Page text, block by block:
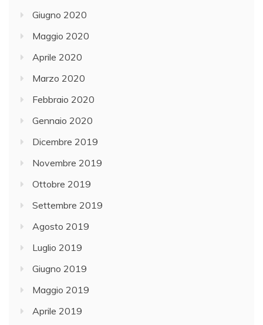
Giugno 2020
Maggio 2020
Aprile 2020
Marzo 2020
Febbraio 2020
Gennaio 2020
Dicembre 2019
Novembre 2019
Ottobre 2019
Settembre 2019
Agosto 2019
Luglio 2019
Giugno 2019
Maggio 2019
Aprile 2019